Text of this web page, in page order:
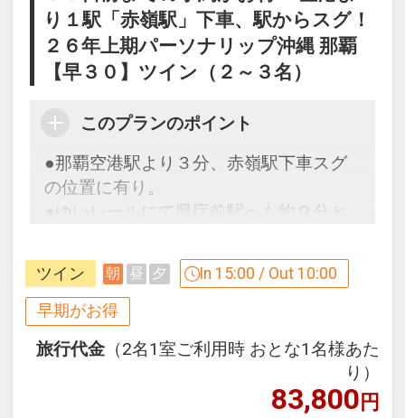
り１駅「赤嶺駅」下車、駅からスグ！
２６年上期パーソナリップ沖縄 那覇
【早３０】ツイン（２～３名）
このプランのポイント
●那覇空港駅より３分、赤嶺駅下車スグ
の位置に有り。
●ゆいレールにて県庁前駅へも約９分と
●ビジネスに観光といった幅広いニーズ
に対応出来ます。
早期予約限定！３０日前までのご予約が
※本プランは３０日前までの予約受付で
ツイン 朝 昼 夕 In 15:00 / Out 10:00
早期がお得
旅行代金 （2名1室ご利用時 おとな1名様あた
り）
83,800円